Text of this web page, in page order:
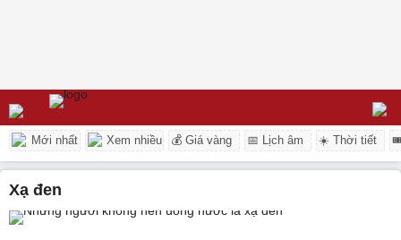
Mới nhất Xem nhiều 💰 Giá vàng 📅 Lịch âm ☀️ Thời tiết
Xạ đen